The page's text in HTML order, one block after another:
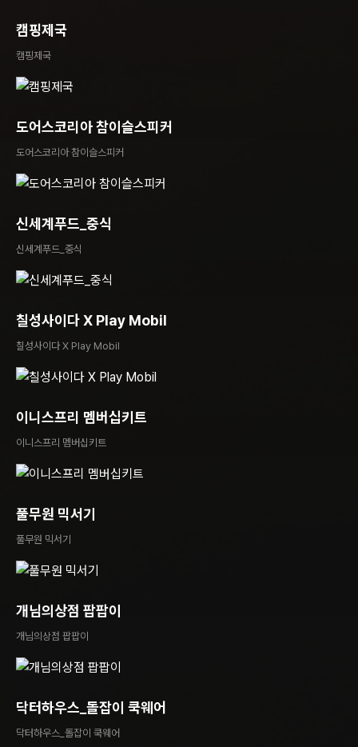
캠핑제국
캠핑제국
도어스코리아 참이슬스피커
도어스코리아 참이슬스피커
신세계푸드_중식
신세계푸드_중식
칠성사이다 X Play Mobil
칠성사이다 X Play Mobil
이니스프리 멤버십키트
이니스프리 멤버십키트
풀무원 믹서기
풀무원 믹서기
개님의상점 팝팝이
개님의상점 팝팝이
닥터하우스_돌잡이 쿡웨어
닥터하우스_돌잡이 쿡웨어